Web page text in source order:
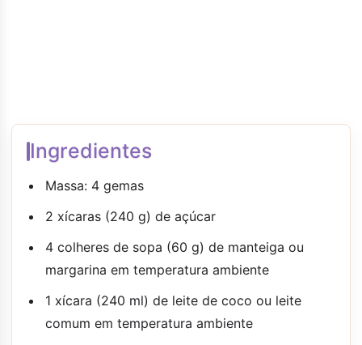
Ingredientes
Massa: 4 gemas
2 xícaras (240 g) de açúcar
4 colheres de sopa (60 g) de manteiga ou
margarina em temperatura ambiente
1 xícara (240 ml) de leite de coco ou leite
comum em temperatura ambiente